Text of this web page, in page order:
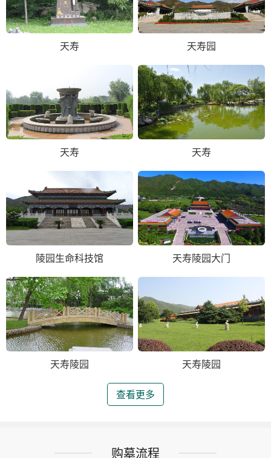
天寿 天寿园
天寿 天寿
陵园生命科技馆 天寿陵园大门
天寿陵园 天寿陵园
查看更多
购墓流程